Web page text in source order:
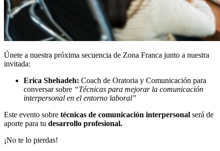
Únete a nuestra próxima secuencia de Zona Franca junto a nuestra
invitada:
Erica Shehadeh: Coach de Oratoria y Comunicación para
conversar sobre “Técnicas para mejorar la comunicación
interpersonal en el entorno laboral”
Este evento sobre técnicas de comunicación interpersonal será de
aporte para tu desarrollo profesional.
¡No te lo pierdas!